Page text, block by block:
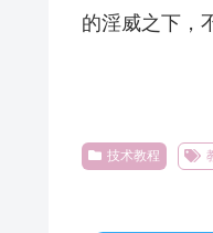
的淫威之下，
技术教程